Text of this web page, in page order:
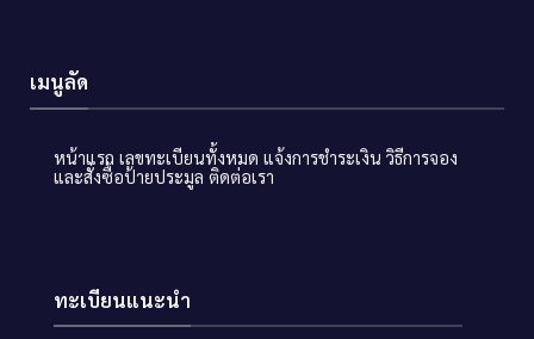
เมนูลัด
หน้าแรก เลขทะเบียนทั้งหมด แจ้งการชำระเงิน วิธีการจอง
และสั่งซื้อป้ายประมูล ติดต่อเรา
ทะเบียนแนะนำ